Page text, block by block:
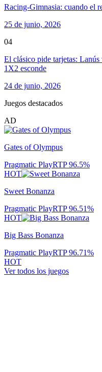
Racing-Gimnasia: cuando el
25 de junio, 2026
04
El clásico pide tarjetas:
1X2 esconde
24 de junio, 2026
Juegos destacados
AD
Gates of Olympus
Pragmatic PlayRTP96.5%
HOT
Sweet Bonanza
Pragmatic PlayRTP96.51%
HOT
Big Bass Bonanza
Pragmatic PlayRTP96.71%
HOT
Ver todos los juegos